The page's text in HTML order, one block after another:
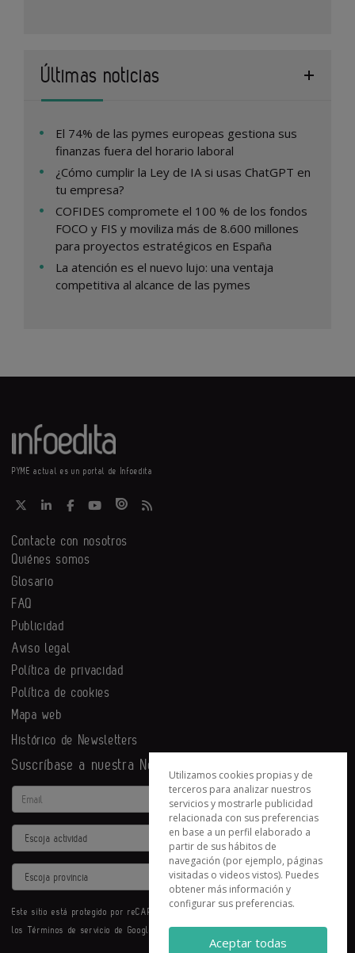
Últimas noticias
El 74% de las pymes europeas gestiona sus
finanzas fuera del horario laboral
¿Cómo cumplir la Ley de IA si usas ChatGPT en
tu empresa?
COFIDES compromete el 100 % de los fondos
FOCO y FIS y moviliza más de 8.600 millones
para proyectos estratégicos en España
La atención es el nuevo lujo: una ventaja
competitiva al alcance de las pymes
PYME actual es un portal de Infoedita
Contacte con nosotros
Quiénes somos
Glosario
FAQ
Publicidad
Aviso legal
Política de privacidad
Política de cookies
Mapa web
Histórico de Newsletters
Suscríbase a nuestra Newsletter
Email
Actividad
Provincia
Este sitio está protegido por reCAPTCHA y se aplican la
los Términos de servicio de Google.
Utilizamos cookies propias y de
terceros para analizar nuestros
servicios y mostrarle publicidad
relacionada con sus preferencias
en base a un perfil elaborado a
partir de sus hábitos de
navegación (por ejemplo, páginas
visitadas o videos vistos). Puedes
obtener más información y
configurar sus preferencias.
Aceptar todas